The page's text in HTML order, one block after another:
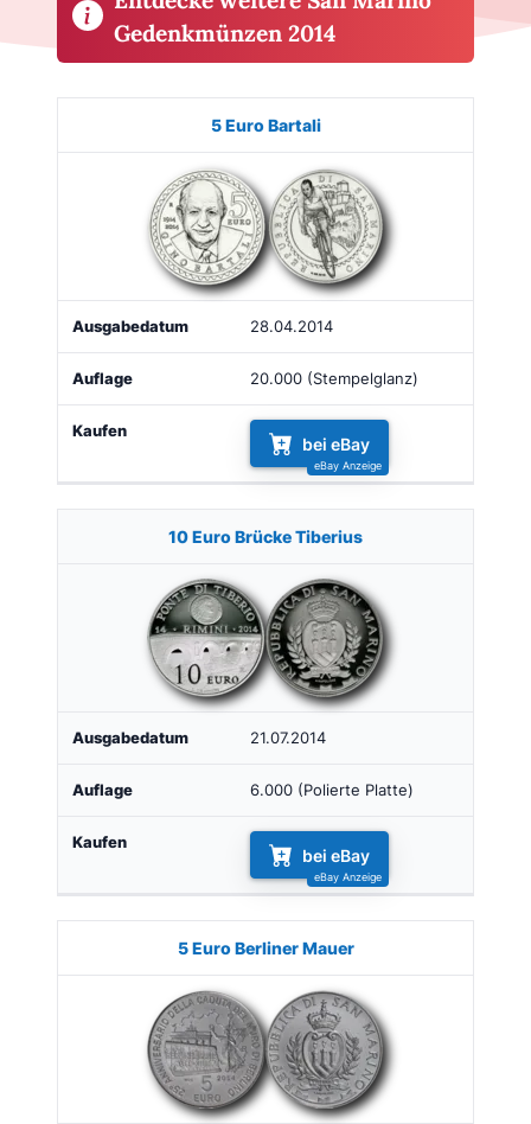
Gedenkmünzen 2014
Ausgabe Auflage
5 Euro Bartali
28.04.2014
20.000 (Stempelglanz)
bei eBay
10 Euro Brücke Tiberius
21.07.2014
6.000 (Polierte Platte)
bei eBay
5 Euro Berliner Mauer